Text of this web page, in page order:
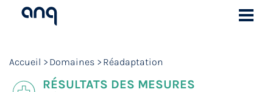
Accueil Domaines Réadaptation
RÉSULTATS DES MESURES